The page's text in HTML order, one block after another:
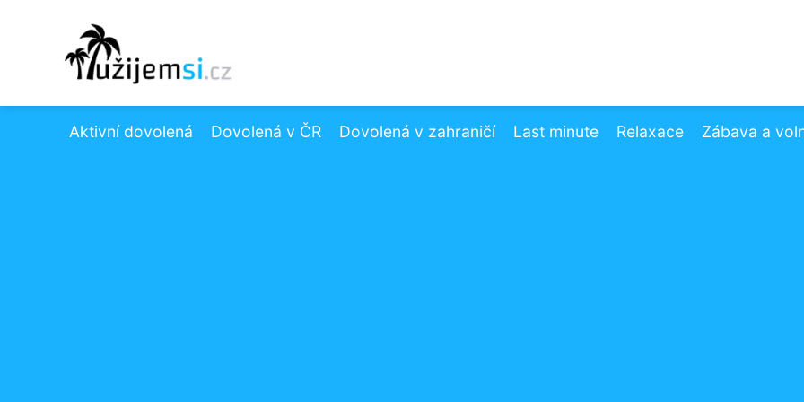
Aktivní dovolená Dovolená v ČR Dovolená v zahraničí Last minute Relaxace Zábava a